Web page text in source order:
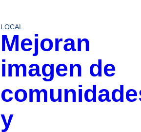
LOCAL
Mejoran
imagen de
y